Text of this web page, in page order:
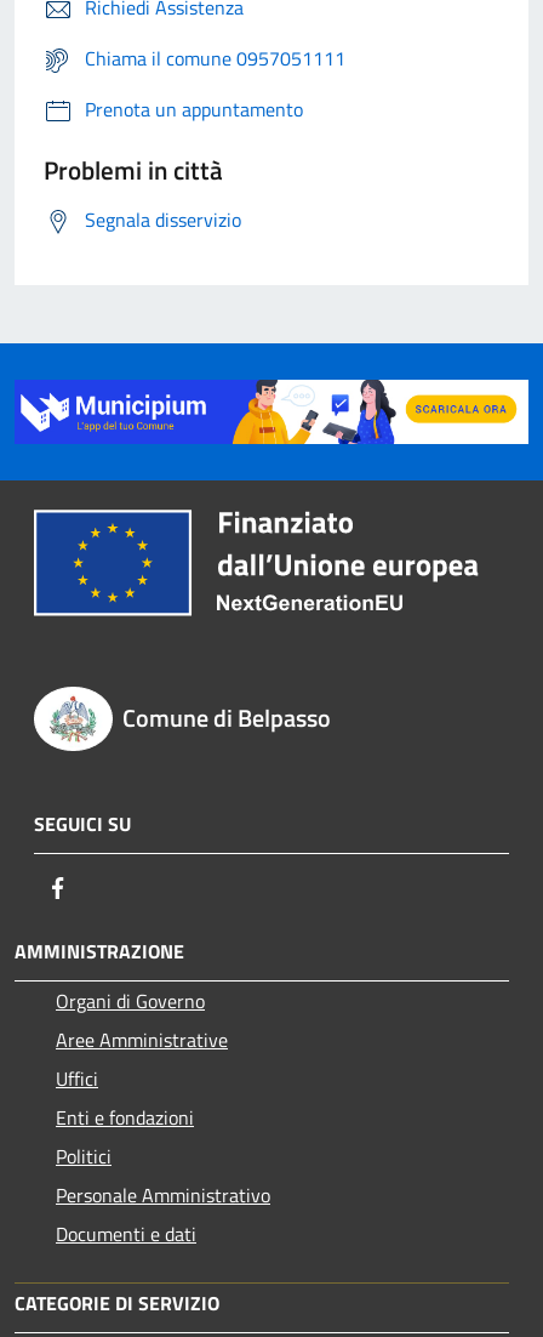
Richiedi Assistenza
Chiama il comune 0957051111
Prenota un appuntamento
Problemi in città
Segnala disservizio
Comune di Belpasso
SEGUICI SU
AMMINISTRAZIONE
Organi di Governo
Aree Amministrative
Uffici
Enti e fondazioni
Politici
Personale Amministrativo
Documenti e dati
CATEGORIE DI SERVIZIO